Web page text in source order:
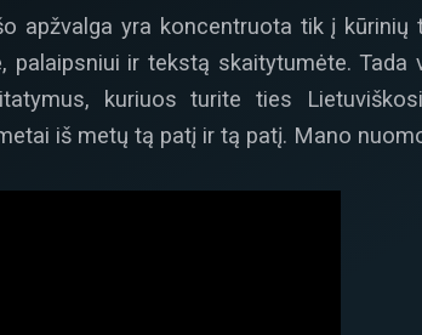
apžvalga yra koncentruota tik į
palaipsniui ir tekstą skaitytumėte.
kuriuos turite ties
iš metų tą patį ir tą patį. Mano